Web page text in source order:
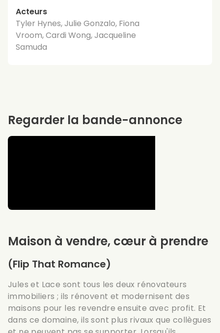
Acteurs
Tyler Hynes, Julie Gonzalo, Fiona
Vroom, Cardi Wong, Jacqueline
Samuda
Maison à vendre, cœur à prendre
(Flip That Romance)
Jules et Lace sont tous les deux rénovateurs
immobiliers ; ils rénovent et modernisent des
maisons pour les revendre ensuite avec profit. Et
dans ce domaine, ils sont plus rivaux que collègues
Regarder la bande-annonce